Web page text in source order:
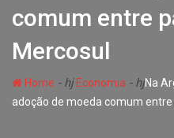
comum entre
Mercosul
Home - hjEconomia - hjNa
adoção de moeda comum entre